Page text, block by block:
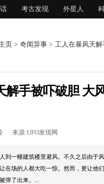
考古发现 外星人
页 > 奇闻异事 > 工人在暴风天
解手被吓破胆 大
来源:UFO发现网
到一幢建筑楼里避风。不久之后由于
在场的人都大吃一惊。然而，更让他
弹了出来。...